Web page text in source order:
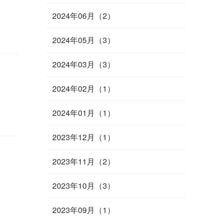
2024年06月（2）
2024年05月（3）
2024年03月（3）
2024年02月（1）
2024年01月（1）
2023年12月（1）
2023年11月（2）
2023年10月（3）
2023年09月（1）